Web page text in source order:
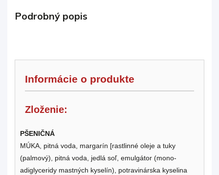
Podrobný popis
Informácie o produkte
Zloženie:
PŠENIČNÁ
MÚKA, pitná voda, margarín [rastlinné oleje a tuky
(palmový), pitná voda, jedlá soľ, emulgátor (mono-
adiglyceridy mastných kyselín), potravinárska kyselina